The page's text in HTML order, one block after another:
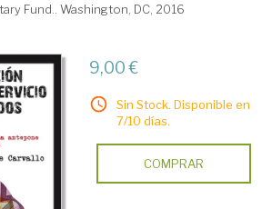
Fund.. Washington, DC, 2016
9,00 €
Sin Stock. Disponible en
7/10 días.
COMPRAR